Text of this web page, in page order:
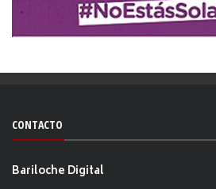
CONTACTO
Bariloche Digital